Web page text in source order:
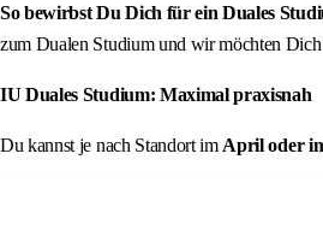
So bewirbst Du Dich für ein Duales
zum Dualen Studium und wir möchten
IU Duales Studium: Maximal praxisnah
Du kannst je nach Standort im April oder